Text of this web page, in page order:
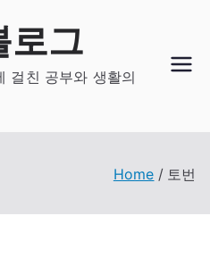
로그
걸친 공부와 생활의
Home 토번